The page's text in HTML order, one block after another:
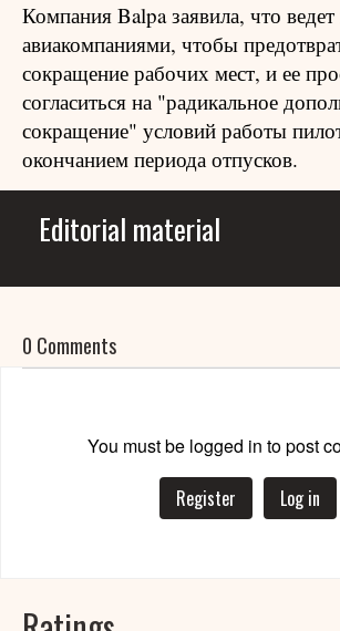
Компания Balpa заявила, что
авиакомпаниями, чтобы
сокращение рабочих мест, и ее
согласиться на "радикальное
сокращение" условий работы
окончанием периода отпусков.
Editorial material
0 Comments
You must be logged in to post
Register Log in